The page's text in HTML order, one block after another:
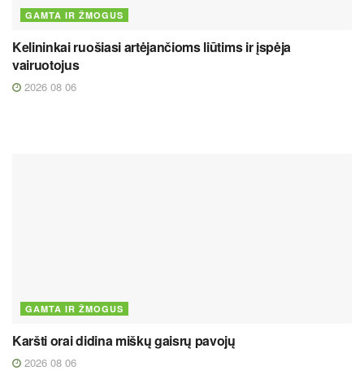
GAMTA IR ŽMOGUS
Kelininkai ruošiasi artėjančioms liūtims ir įspėja
vairuotojus
2026 08 06
GAMTA IR ŽMOGUS
Karšti orai didina miškų gaisrų pavojų
2026 08 06